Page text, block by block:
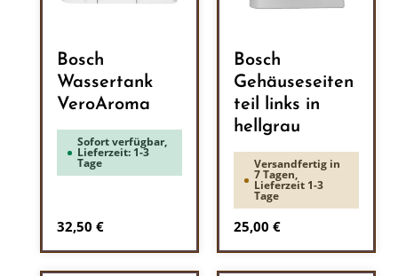
Bosch
Wassertank
VeroAroma
Sofort verfügbar,
Lieferzeit: 1-3
Tage
Regulärer Preis:
32,50 €
Bosch
Gehäuseseiten
teil links in
hellgrau
Versandfertig in
7 Tagen,
Lieferzeit 1-3
Tage
Regulärer Preis:
25,00 €